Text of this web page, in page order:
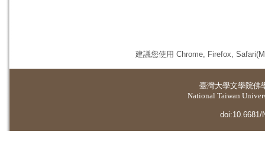
建議您使用 Chrome, Firefox,
臺灣大學文學院佛
National Taiwan
doi:10.6681/